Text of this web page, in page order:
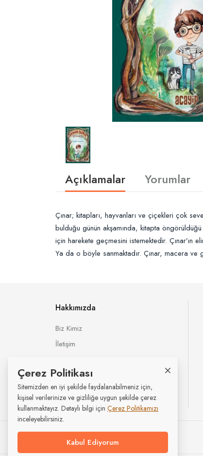
Açıklamalar Yorumlar
Çınar; kitapları, hayvanları ve çiçekleri çok
bulduğu günün akşamında, kitapta
için harekete geçmesini istemektedir.
Ya da o böyle sanmaktadır. Çınar, macera
Hakkımızda
Biz Kimiz
İletişim
Tüm hakları saklıdır © Butik Kitap 2026
Çerez Politikası
Sitemizden en iyi şekilde faydalanabilmeniz için,
kişisel verilerinize ve gizliliğe uygun şekilde çerez
kullanmaktayız. Detaylı bilgi için Çerez Politikamızı
inceleyebilirsiniz.
Kabul Ediyorum